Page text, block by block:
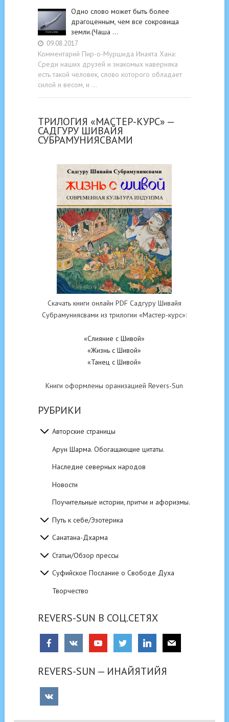
Одно слово может быть более
драгоценным, чем все сокровища
земли.(Чаша …
09.08.2017
Комментарий Пир-о-Муршида Инаята Хана:
Среди наших друзей и знакомых наверняка
есть такой человек, слово которого обладает
силой и весом, и …
ТРИЛОГИЯ «МАСТЕР-КУРС» —
САДГУРУ ШИВАЙЯ
СУБРАМУНИЯСВАМИ
Скачать книги онлайн PDF Садгуру Шивайя
Субрамуниясвами из трилогии «Мастер-курс»:
«Слияние с Шивой»
«Жизнь с Шивой»
«Танец с Шивой»
Книги оформлены оранизацией Revers-Sun
РУБРИКИ
Авторские страницы
Арун Шарма. Обогащающие цитаты.
Наследие северных народов
Новости
Поучительные истории, притчи и афоризмы.
Путь к себе/Эзотерика
Санатана-Дхарма
Статьи/Обзор прессы
Суфийское Послание о Свободе Духа
Творчество
REVERS-SUN В СОЦ.СЕТЯХ
REVERS-SUN — ИНАЙЯТИЙЯ